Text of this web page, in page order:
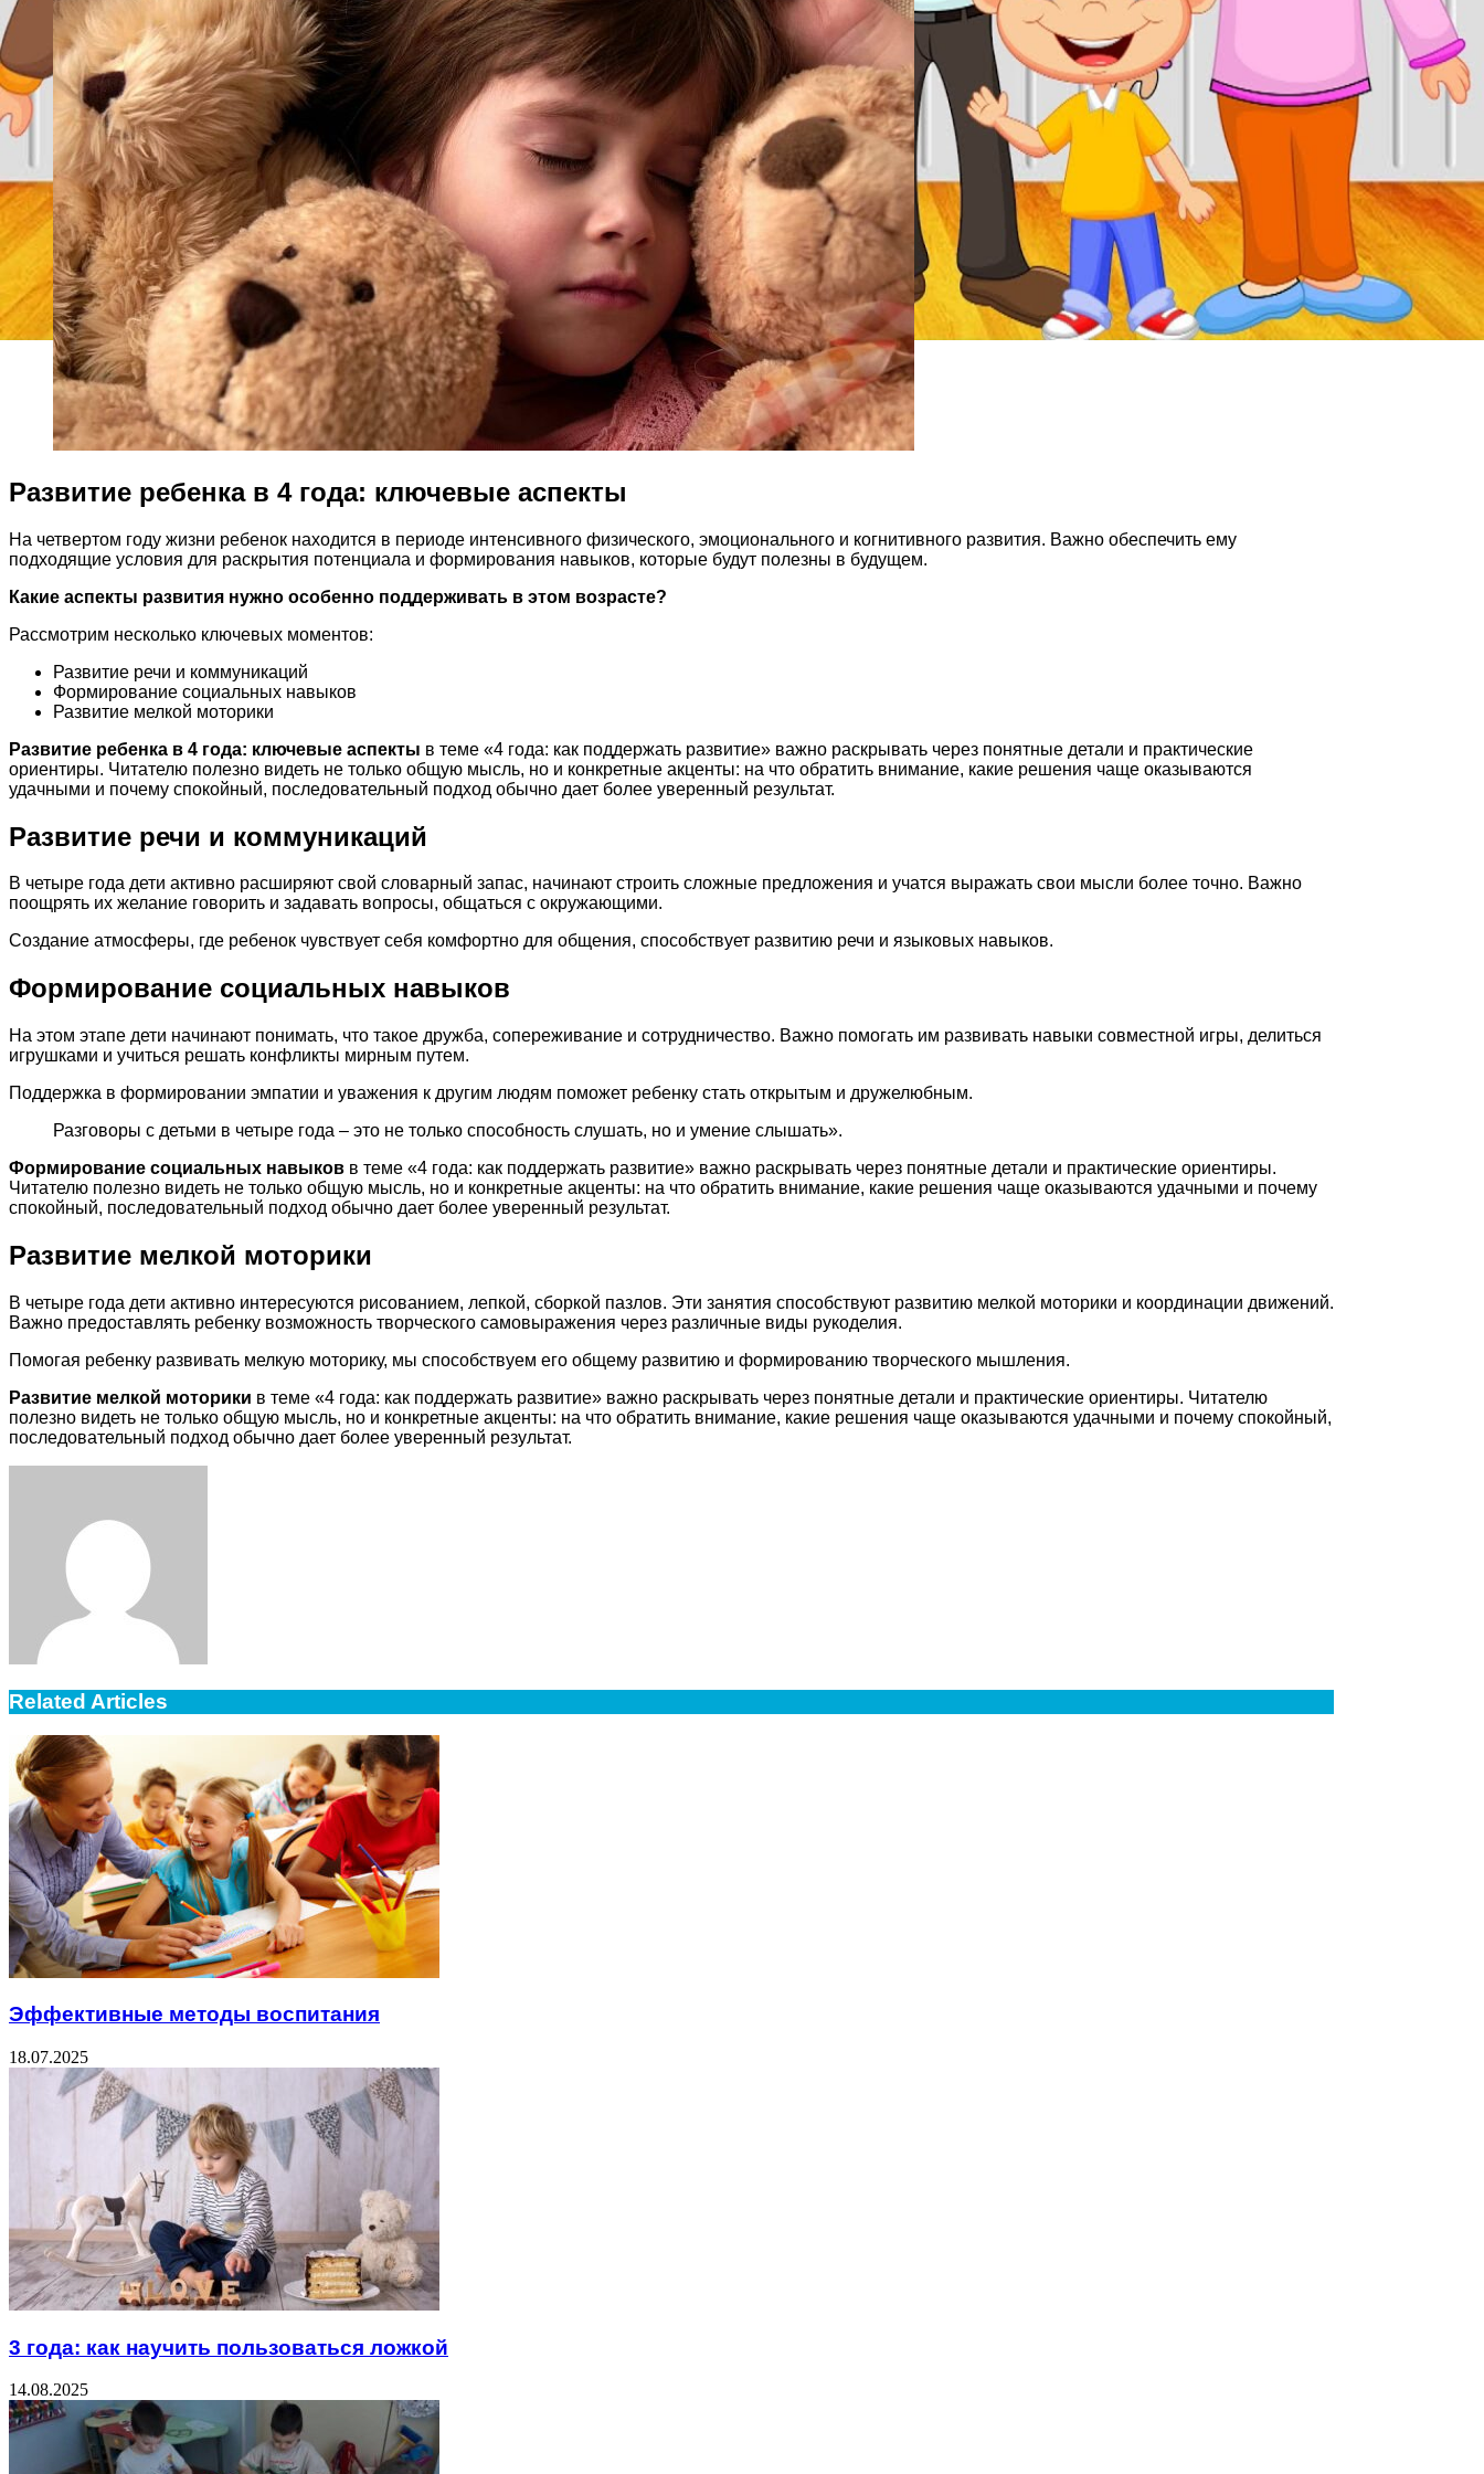
Развитие ребенка в 4 года: ключевые аспекты
На четвертом году жизни ребенок находится в периоде интенсивного физического, эмоционального и когнитивного развития. Важно обеспечить ему
подходящие условия для раскрытия потенциала и формирования навыков, которые будут полезны в будущем.
Какие аспекты развития нужно особенно поддерживать в этом возрасте?
Рассмотрим несколько ключевых моментов:
Развитие речи и коммуникаций
Формирование социальных навыков
Развитие мелкой моторики
Развитие ребенка в 4 года: ключевые аспекты в теме «4 года: как поддержать развитие» важно раскрывать через понятные детали и практические
ориентиры. Читателю полезно видеть не только общую мысль, но и конкретные акценты: на что обратить внимание, какие решения чаще оказываются
удачными и почему спокойный, последовательный подход обычно дает более уверенный результат.
Развитие речи и коммуникаций
В четыре года дети активно расширяют свой словарный запас, начинают строить сложные предложения и учатся выражать свои мысли более точно. Важно
поощрять их желание говорить и задавать вопросы, общаться с окружающими.
Создание атмосферы, где ребенок чувствует себя комфортно для общения, способствует развитию речи и языковых навыков.
Формирование социальных навыков
На этом этапе дети начинают понимать, что такое дружба, сопереживание и сотрудничество. Важно помогать им развивать навыки совместной игры, делиться
игрушками и учиться решать конфликты мирным путем.
Поддержка в формировании эмпатии и уважения к другим людям поможет ребенку стать открытым и дружелюбным.
Разговоры с детьми в четыре года – это не только способность слушать, но и умение слышать».
Формирование социальных навыков в теме «4 года: как поддержать развитие» важно раскрывать через понятные детали и практические ориентиры.
Читателю полезно видеть не только общую мысль, но и конкретные акценты: на что обратить внимание, какие решения чаще оказываются удачными и почему
спокойный, последовательный подход обычно дает более уверенный результат.
Развитие мелкой моторики
В четыре года дети активно интересуются рисованием, лепкой, сборкой пазлов. Эти занятия способствуют развитию мелкой моторики и координации движений.
Важно предоставлять ребенку возможность творческого самовыражения через различные виды рукоделия.
Помогая ребенку развивать мелкую моторику, мы способствуем его общему развитию и формированию творческого мышления.
Развитие мелкой моторики в теме «4 года: как поддержать развитие» важно раскрывать через понятные детали и практические ориентиры. Читателю
полезно видеть не только общую мысль, но и конкретные акценты: на что обратить внимание, какие решения чаще оказываются удачными и почему спокойный,
последовательный подход обычно дает более уверенный результат.
Related Articles
Эффективные методы воспитания
18.07.2025
3 года: как научить пользоваться ложкой
14.08.2025